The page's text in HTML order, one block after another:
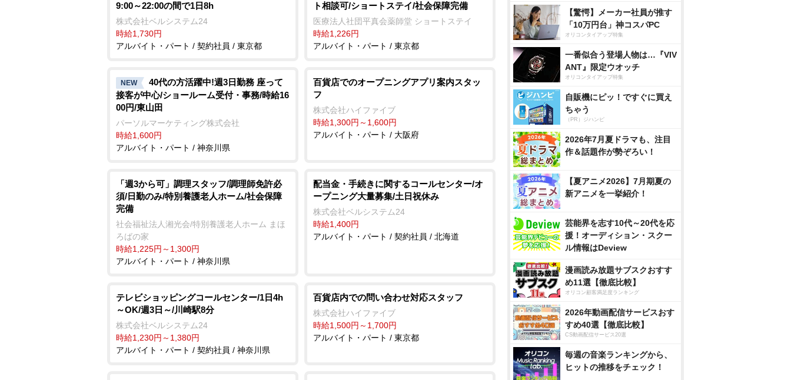
9:00～22:00の間で1日8h
株式会社ベルシステム24
時給1,730円
アルバイト・パート / 契約社員 / 東京都
ト相談可/ショートステイ/社会保障完備
医療法人社団平真会薬師堂 ショートステイ
時給1,226円
アルバイト・パート / 東京都
NEW
40代の方活躍中!週3日勤務 座って
接客が中心/ショールーム受付・事務/時給16
00円/東山田
パーソルマーケティング株式会社
時給1,600円
アルバイト・パート / 神奈川県
百貨店でのオープニングアプリ案内スタッ
フ
株式会社ハイファイブ
時給1,300円～1,600円
アルバイト・パート / 大阪府
「週3から可」調理スタッフ/調理師免許必
須/日勤のみ/特別養護老人ホーム/社会保障
完備
社会福祉法人湘光会/特別養護老人ホーム まほ
ろばの家
時給1,225円～1,300円
アルバイト・パート / 神奈川県
配当金・手続きに関するコールセンター/オ
ープニング大量募集/土日祝休み
株式会社ベルシステム24
時給1,400円
アルバイト・パート / 契約社員 / 北海道
テレビショッピングコールセンター/1日4h
～OK/週3日～/川崎駅8分
株式会社ベルシステム24
時給1,230円～1,380円
アルバイト・パート / 契約社員 / 神奈川県
百貨店内での問い合わせ対応スタッフ
株式会社ハイファイブ
時給1,500円～1,700円
アルバイト・パート / 東京都
【驚愕】メーカー社員が推す
「10万円台」神コスパPC
オリコンタイアップ特集
一番似合う登場人物は…『VIV
ANT』限定ウオッチ
オリコンタイアップ特集
自販機にピッ！ですぐに買え
ちゃう
（PR）ジハンピ
2026年7月夏ドラマも、注目
作＆話題作が勢ぞろい！
【夏アニメ2026】7月期夏の
新アニメを一挙紹介！
芸能界を志す10代～20代を応
援！オーディション・スクー
ル情報はDeview
漫画読み放題サブスクおすす
め11選【徹底比較】
オリコン顧客満足度ランキング
2026年動画配信サービスおす
すめ40選【徹底比較】
CS動画配信サービス20選
毎週の音楽ランキングから、
ヒットの推移をチェック！